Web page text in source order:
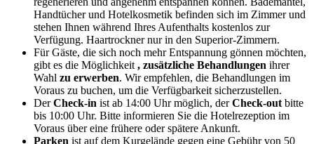
Handtücher und Hotelkosmetik befinden sich im Zimmer und
stehen Ihnen während Ihres Aufenthalts kostenlos zur
Verfügung. Haartrockner nur in den Superior-Zimmern.
Für Gäste, die sich noch mehr Entspannung gönnen möchten,
gibt es die Möglichkeit , zusätzliche Behandlungen ihrer
Wahl zu erwerben. Wir empfehlen, die Behandlungen im
Voraus zu buchen, um die Verfügbarkeit sicherzustellen.
DerCheck-in ist ab 14:00 Uhr möglich, derCheck-out bitte
bis 10:00 Uhr. Bitte informieren Sie die Hotelrezeption im
Voraus über eine frühere oder spätere Ankunft.
Parken ist auf dem Kurgelände gegen eine Gebühr von 50